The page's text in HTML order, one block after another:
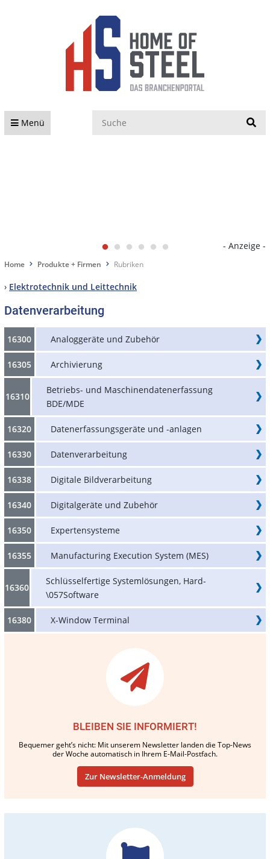
Menü
- Anzeige -
Home Produkte + Firmen Rubriken
› Elektrotechnik und Leittechnik
Datenverarbeitung
16300 Analoggeräte und Zubehör
16305 Archivierung
16310
Betriebs- und Maschinendatenerfassung
BDE/MDE
16320 Datenerfassungsgeräte und -anlagen
16330 Datenverarbeitung
16338 Digitale Bildverarbeitung
16340 Digitalgeräte und Zubehör
16350 Expertensysteme
16355 Manufacturing Execution System (MES)
16360
Schlüsselfertige Systemlösungen, Hard-
\057Software
16380 X-Window Terminal
BLEIBEN SIE INFORMIERT!
Bequemer geht’s nicht: Mit unserem Newsletter landen die Top-News
der Woche automatisch in Ihrem E-Mail-Postfach.
Zur Newsletter-Anmeldung